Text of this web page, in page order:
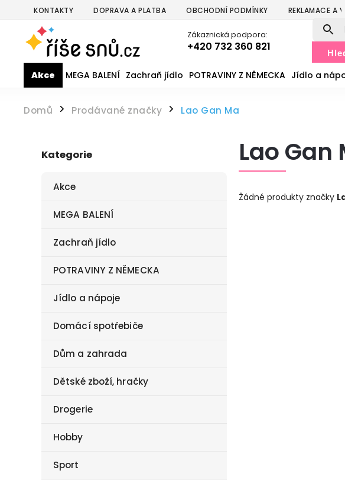
KONTAKTY DOPRAVA A PLATBA OBCHODNÍ PODMÍNKY REKLAMACE A
Zákaznická podpora:
+420 732 360 821
Akce MEGA BALENÍ Zachraň jídlo POTRAVINY Z NĚMECKA Jídlo a
Domů / Prodávané značky / Lao Gan Ma
Kategorie
Akce
MEGA BALENÍ
Zachraň jídlo
POTRAVINY Z NĚMECKA
Jídlo a nápoje
Domácí spotřebiče
Dům a zahrada
Dětské zboží, hračky
Drogerie
Hobby
Sport
Lao Gan
Žádné produkty značky